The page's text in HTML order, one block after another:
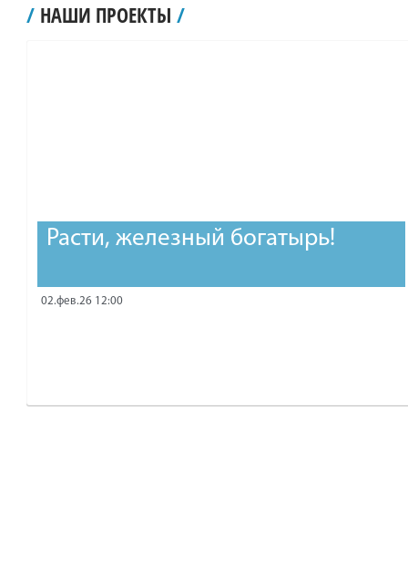
/ НАШИ ПРОЕКТЫ /
Расти, железный богатырь!
02.фев.26 12:00